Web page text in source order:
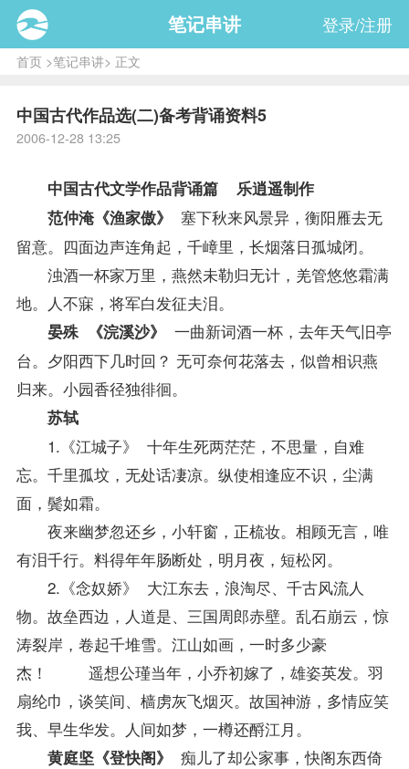
笔记串讲 登录/注册
首页>笔记串讲> 正文
中国古代作品选(二)备考背诵资料5
2006-12-28 13:25
中国古代文学作品背诵篇 乐逍遥制作
范仲淹《渔家傲》
塞下秋来风景异，衡阳雁去无
留意。四面边声连角起，千嶂里，长烟落日孤城闭。
浊酒一杯家万里，燕然未勒归无计，羌管悠悠霜满
地。人不寐，将军白发征夫泪。
晏殊 《浣溪沙》
一曲新词酒一杯，去年天气旧亭
台。夕阳西下几时回？ 无可奈何花落去，似曾相识燕
归来。小园香径独徘徊。
苏轼
1.《江城子》 十年生死两茫茫，不思量，自难
忘。千里孤坟，无处话凄凉。纵使相逢应不识，尘满
面，鬓如霜。
夜来幽梦忽还乡，小轩窗，正梳妆。相顾无言，唯
有泪千行。料得年年肠断处，明月夜，短松冈。
2.《念奴娇》 大江东去，浪淘尽、千古风流人
物。故垒西边，人道是、三国周郎赤壁。乱石崩云，惊
涛裂岸，卷起千堆雪。江山如画，一时多少豪
杰！ 遥想公瑾当年，小乔初嫁了，雄姿英发。羽
扇纶巾，谈笑间、樯虏灰飞烟灭。故国神游，多情应笑
我、早生华发。人间如梦，一樽还酹江月。
黄庭坚《登快阁》
痴儿了却公家事，快阁东西倚